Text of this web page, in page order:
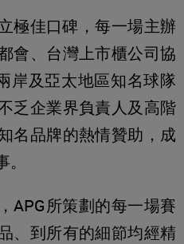
極佳口碑，每一場主辦
會、台灣上市櫃公司協
岸及亞太地區知名球隊
乏企業界負責人及高階
名品牌的熱情贊助，成
APG所策劃的每一場賽
、到所有的細節均經精